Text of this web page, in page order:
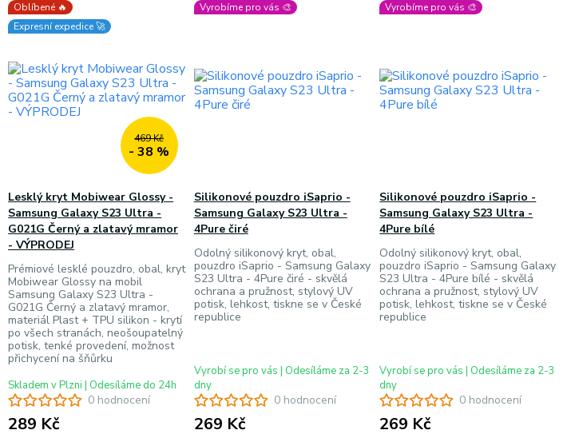
Oblíbené 🔥
Expresní expedice 🚀
469 Kč
- 38 %
0 hodnocení
Lesklý kryt Mobiwear Glossy -
Samsung Galaxy S23 Ultra -
G021G Černý a zlatavý mramor
- VÝPRODEJ
Prémiové lesklé pouzdro, obal, kryt
Mobiwear Glossy na mobil
Samsung Galaxy S23 Ultra -
G021G Černý a zlatavý mramor,
materiál Plast + TPU silikon - krytí
po všech stranách, neošoupatelný
potisk, tenké provedení, možnost
přichycení na šňůrku
289 Kč
Skladem v Plzni | Odesíláme do 24h
Vyrobíme pro vás 🎨
0 hodnocení
Silikonové pouzdro iSaprio -
Samsung Galaxy S23 Ultra -
4Pure čiré
Odolný silikonový kryt, obal,
pouzdro iSaprio - Samsung Galaxy
S23 Ultra - 4Pure čiré - skvělá
ochrana a pružnost, stylový UV
potisk, lehkost, tiskne se v České
republice
269 Kč
Vyrobí se pro vás | Odesíláme za 2-3
dny
Vyrobíme pro vás 🎨
0 hodnocení
Silikonové pouzdro iSaprio -
Samsung Galaxy S23 Ultra -
4Pure bílé
Odolný silikonový kryt, obal,
pouzdro iSaprio - Samsung Galaxy
S23 Ultra - 4Pure bílé - skvělá
ochrana a pružnost, stylový UV
potisk, lehkost, tiskne se v České
republice
269 Kč
Vyrobí se pro vás | Odesíláme za 2-3
dny